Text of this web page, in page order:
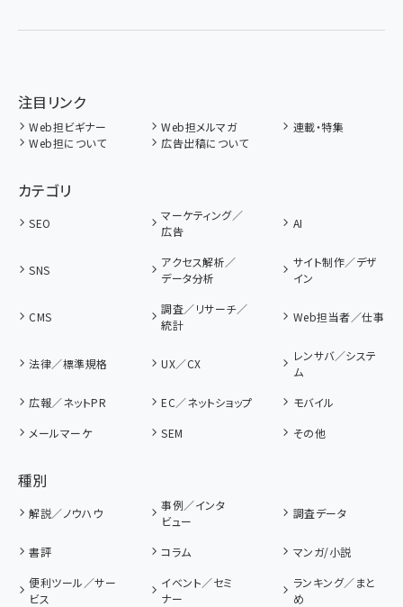
注目リンク
Web担ビギナー Web担メルマガ
連載・特集
Web担について
広告出稿について
カテゴリ
SEO
マーケティング／
広告
AI
SNS
アクセス解析／
データ分析
サイト制作／デザ
イン
CMS
調査／リサーチ／
統計
Web担当者／仕事
法律／標準規格 UX／CX
レンサバ／システ
ム
広報／ネットPR
EC／ネットショップ
モバイル
メールマーケ
SEM その他
種別
解説／ノウハウ
事例／インタ
ビュー
調査データ
書評 コラム
マンガ/小説
便利ツール／サー
ビス
イベント／セミ
ナー
ランキング／まと
め